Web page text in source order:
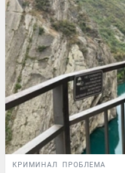
КРИМИНАЛ ПРОБЛЕМА